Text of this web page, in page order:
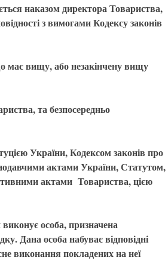
наказом директора Товариства,
з вимогами Кодексу законів
має вищу, або незакінчену вищу
та безпосередньо
України, Кодексом законів про
актами України, Статутом,
актами Товариства, цією
особа, призначена
Дана особа набуває відповідні
виконання покладених на неї